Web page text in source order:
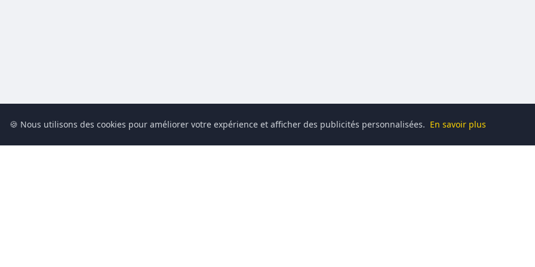
🍪 Nous utilisons des cookies pour améliorer votre expérience et afficher des publicités personnalisées. En savoir plus